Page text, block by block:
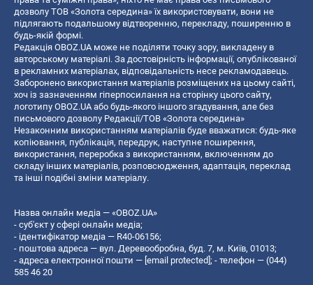
дозволу ТОВ «Золота середина» їх використовувати, вони не
підлягають подальшому відтворенню, перекладу, поширенню в
будь-якій формі.
Редакція OBOZ.UA може не поділяти точку зору, викладену в
авторському матеріалі. За достовірність інформації, опублікованої
в рекламних матеріалах, відповідальність несе рекламодавець.
Заборонено використання матеріалів розміщених на цьому сайті,
хоч із зазначенням гіперпосилання на сторінку цього сайту,
логотипу OBOZ.UA або будь-якого іншого згадування, але без
письмового дозволу Редакції/ТОВ «Золота середина»
Незаконним використанням матеріалів буде вважатися: будь-яке
копiювання, публiкацiя, передрук, наступне поширення,
використання, переробка з використанням, включенням до
складу інших матеріалів, розповсюдження, адаптація, переклад
та інші подібні зміни матеріалу.
Назва онлайн медіа — «OBOZ.UA»
- суб'єкт у сфері онлайн медіа;
- ідентифікатор медіа — R40-06156;
- поштова адреса — вул. Деревообробна, буд. 7, м. Київ, 01013;
- адреса електронної пошти — [email protected] ; - телефон — (044)
585 46 20